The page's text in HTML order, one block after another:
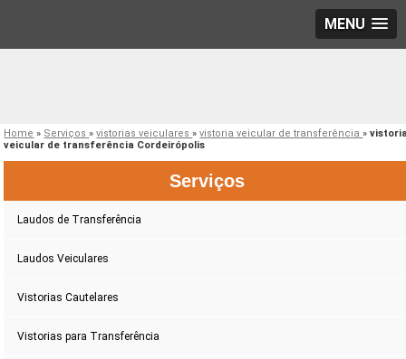
MENU
Home » Serviços»vistorias veiculares»vistoria veicular de transferência»
veicular de transferência Cordeirópolis
Serviços
Laudos de Transferência
Laudos Veiculares
Vistorias Cautelares
Vistorias para Transferência